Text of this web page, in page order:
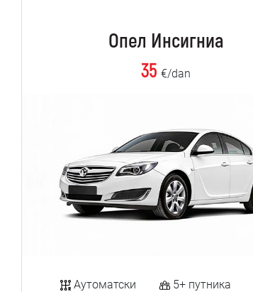
Опел Инсигниа
35 €/dan
Аутоматски 5+ путника